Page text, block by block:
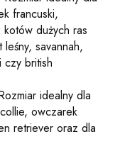
francuski,
dużych ras
savannah,
czy british
idealny dla
owczarek
retriever oraz dla